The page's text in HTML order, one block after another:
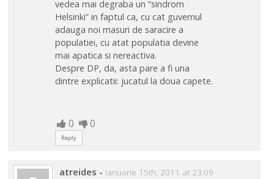
vedea mai degraba un “sindrom
Helsinki” in faptul ca, cu cat guvernul
adauga noi masuri de saracire a
populatiei, cu atat populatia devine
mai apatica si nereactiva.
Despre DP, da, asta pare a fi una
dintre explicatii: jucatul la doua capete.
0 0
Reply
atreides - ianuarie 15th, 2011 at 23:09